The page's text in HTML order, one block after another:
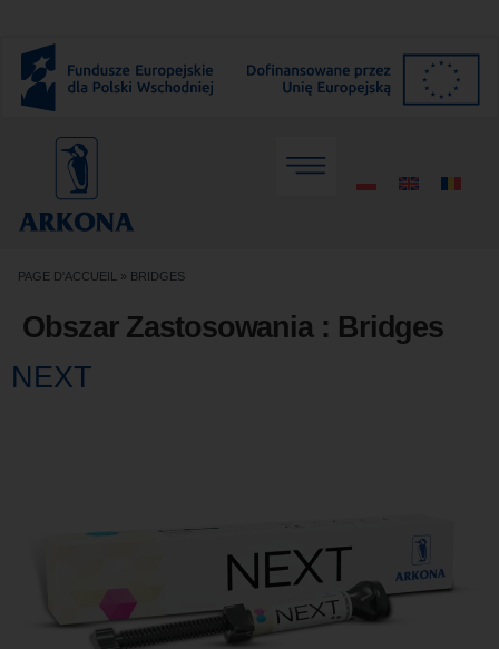
PAGE D'ACCUEIL » BRIDGES
Obszar Zastosowania : Bridges
NEXT